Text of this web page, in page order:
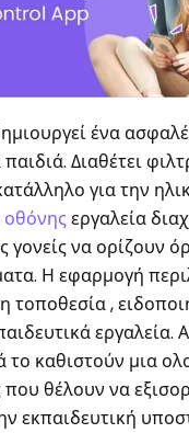
ένα
Διαθέτει
για την
εργαλεία
γονείς να ορίζουν
Η εφαρμογή
,
εργαλεία.
το καθιστούν μια
που θέλουν να
εκπαιδευτική